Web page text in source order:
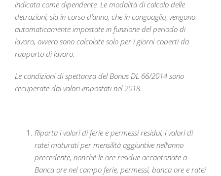
indicata come dipendente. Le modalità di calcolo delle
detrazioni, sia in corso d’anno, che in conguaglio, vengono
automaticamente impostate in funzione del periodo di
lavoro, ovvero sono calcolate solo per i giorni coperti da
rapporto di lavoro.
Le condizioni di spettanza del Bonus DL 66/2014 sono
recuperate dai valori impostati nel 2018.
Riporta i valori di ferie e permessi residui, i valori di
ratei maturati per mensilità aggiuntive nell’anno
precedente, nonché le ore residue accantonate a
Banca ore nel campo ferie, permessi, banca ore e ratei